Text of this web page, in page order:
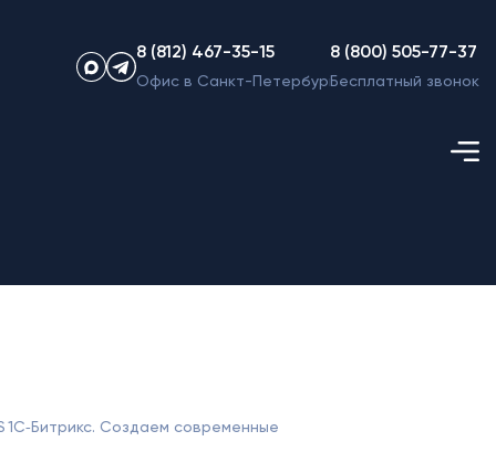
8 (812) 467-35-15
Офис в Санкт-Петербурге
8 (800) 505-77-37
Бесплатный звонок
Создаем современные